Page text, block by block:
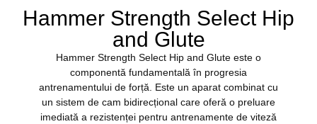
Hammer Strength Select Hip
and Glute
Hammer Strength Select Hip and Glute este o
componentă fundamentală în progresia
antrenamentului de forță. Este un aparat combinat cu
un sistem de cam bidirecțional care oferă o preluare
imediată a rezistenței pentru antrenamente de viteză